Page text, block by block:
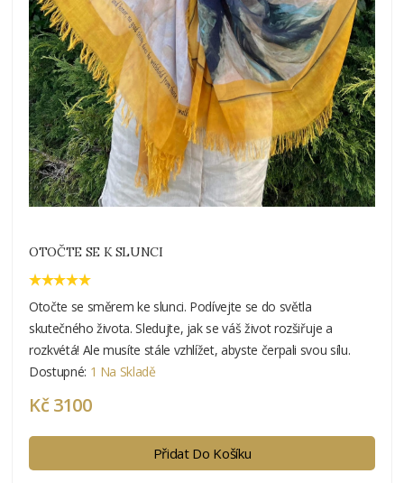
OTOČTE SE K SLUNCI
Otočte se směrem ke slunci. Podívejte se do světla
skutečného života. Sledujte, jak se váš život rozšiřuje a
rozkvétá! Ale musíte stále vzhlížet, abyste čerpali svou sílu.
Dostupné: 1 Na Skladě
Kč 3100
Přidat Do Košíku